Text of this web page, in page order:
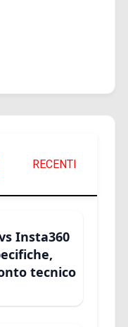
RECENTI
Insta360
tecnico